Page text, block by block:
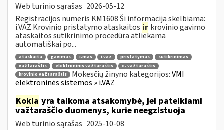
Web turinio sąrašas 2026-05-12
Registracijos numeris KM1608 Ši informacija skelbiama:
i.VAZ Krovinio pristatymo ataskaitos ir krovinio gavimo
ataskaitos sutikrinimo procedūra atliekama
automatiškai po...
ataskaita gavimas i.mas i.vaz pristatymas
sutikrinimas
važtaraštis
elektroninis važtaraštis
e. važtaraštis
krovinio važtaraštis
Mokesčių žinyno kategorijos:VMI
elektroninės sistemos » i.VAZ
Kokia yra taikoma atsakomybė, jei pateikiami
važtaraščio duomenys, kurie neegzistuoja
Web turinio sąrašas 2025-10-08